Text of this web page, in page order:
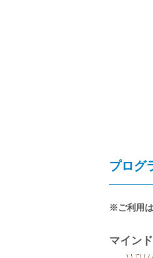
プログ
※ご利用は
マイン